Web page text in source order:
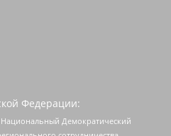
Федерации:
Демократический